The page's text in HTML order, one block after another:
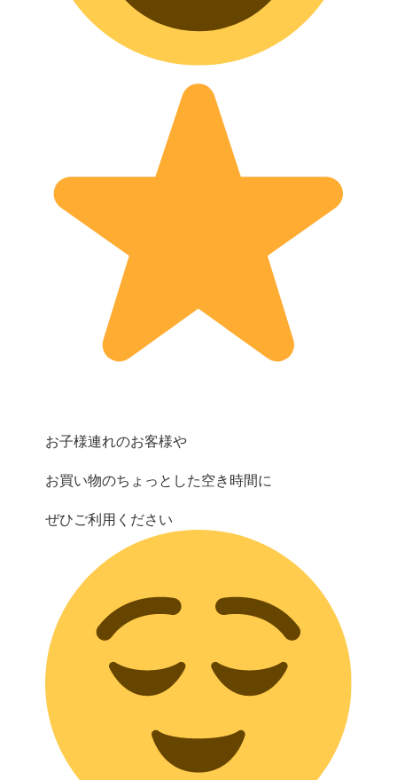
お子様連れのお客様や
お買い物のちょっとした空き時間に
ぜひご利用ください